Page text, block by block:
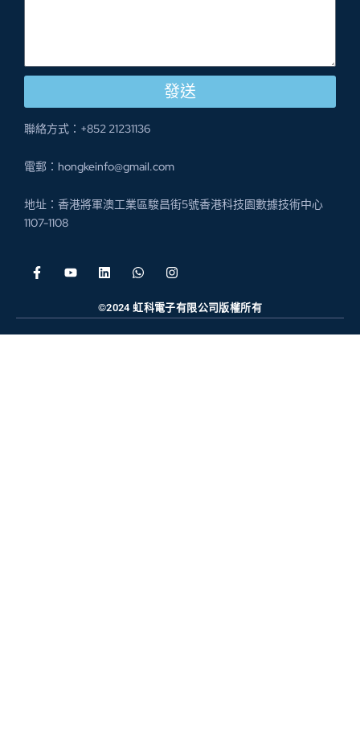
發送
聯絡方式：+852 21231136
電郵：hongkeinfo@gmail.com
地址：香港將軍澳工業區駿昌街5號香港科技園數據技術中心
1107-1108
©2024 虹科電子有限公司版權所有